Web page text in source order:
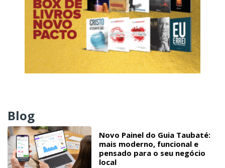
Blog
Novo Painel do Guia Taubaté:
mais moderno, funcional e
pensado para o seu negócio
local